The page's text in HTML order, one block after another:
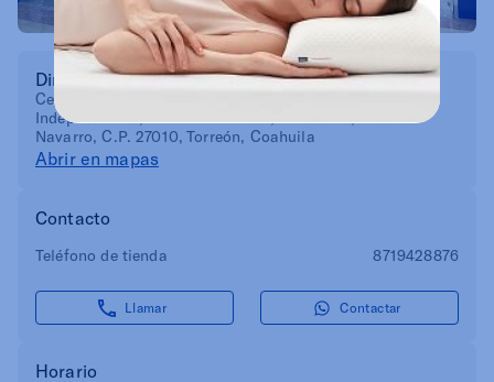
Dirección
Centro Comercial Cuatro Caminos. Boulevard
Independencia, No. 1300 Oriente, Local 208, Colonia
Navarro, C.P. 27010, Torreón, Coahuila
Abrir en mapas
Contacto
Teléfono de tienda 8719428876
Llamar Contactar
Horario